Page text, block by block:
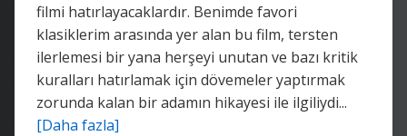
filmi hatırlayacaklardır. Benimde favori
klasiklerim arasında yer alan bu film, tersten
ilerlemesi bir yana herşeyi unutan ve bazı kritik
kuralları hatırlamak için dövemeler yaptırmak
zorunda kalan bir adamın hikayesi ile ilgiliydi...
[Daha fazla]